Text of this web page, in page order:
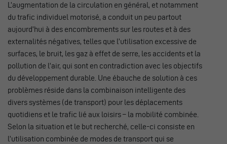
L’augmentation de la circulation en général, et notamment
du trafic individuel motorisé, a conduit un peu partout
aujourd’hui à des encombrements sur les routes et à des
externalités négatives, telles que l’utilisation excessive de
surfaces, le bruit, les gaz à effet de serre, les accidents et la
pollution de l’air, qui sont en contradiction avec les objectifs
du développement durable. Une ébauche de solution à ces
problèmes réside dans la combinaison intelligente des
divers systèmes (de transport) pour les déplacements
quotidiens et le trafic lié aux loisirs – la mobilité combinée.
Selon la situation et le but recherché, celle-ci consiste en
l’utilisation combinée de modes de transport qui se